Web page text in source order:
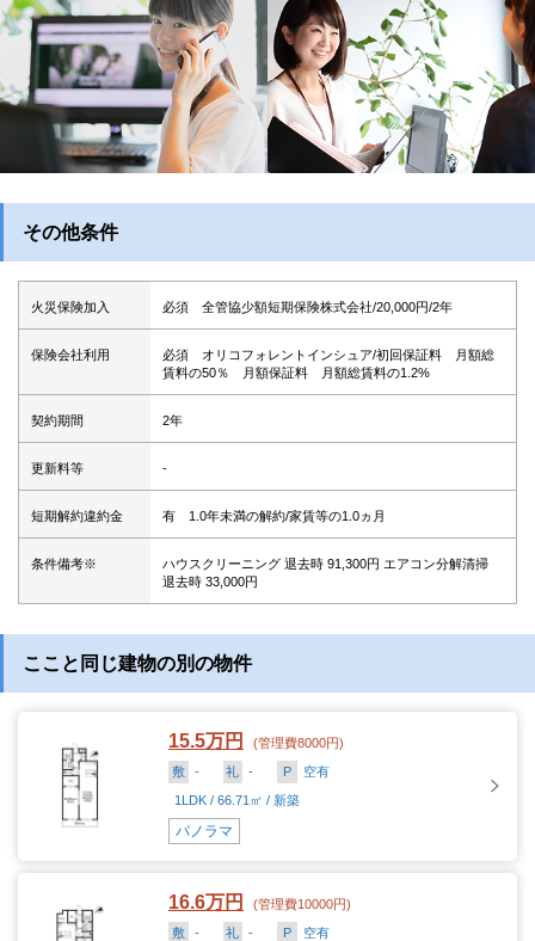
その他条件
火災保険加入 必須 全管協少額短期保険株式会社/20,000円/2年
保険会社利用
必須 オリコフォレントインシュア/初回保証料 月額総
賃料の50％ 月額保証料 月額総賃料の1.2%
契約期間 2年
更新料等 -
短期解約違約金 有 1.0年未満の解約/家賃等の1.0ヵ月
条件備考※
ハウスクリーニング 退去時 91,300円 エアコン分解清掃
退去時 33,000円
ここと同じ建物の別の物件
15.5万円
(管理費8000円)
敷
- 礼 - P
空有
1LDK / 66.71㎡ / 新築
パノラマ
16.6万円
(管理費10000円)
敷
- 礼 - P
空有